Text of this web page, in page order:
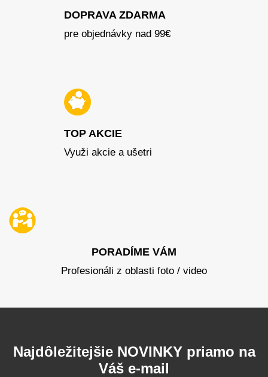
DOPRAVA ZDARMA
pre objednávky nad 99€
TOP AKCIE
Využi akcie a ušetri
PORADÍME VÁM
Profesionáli z oblasti foto / video
Najdôležitejšie NOVINKY priamo na
Váš e-mail